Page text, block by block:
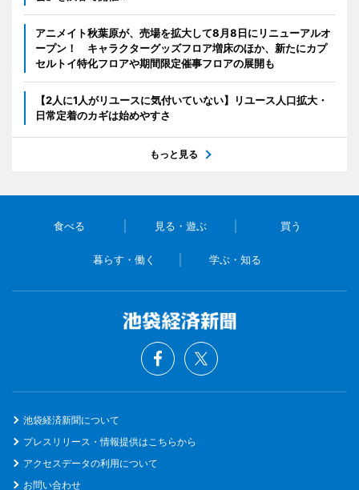
アニメイト秋葉原が、売場を拡大して8月8日にリニューアルオ
ープン！ キャラクターグッズフロア増床のほか、新たにカプ
セルトイ特化フロアや期間限定催事フロアの展開も
【2人に1人がリユースに気付いていない】リユース人口拡大・
日常定着のカギは始めやすさ
もっと見る
食べる 見る・遊ぶ 買う
暮らす・働く 学ぶ・知る
池袋経済新聞について
プレスリリース・情報提供はこちらから
アクセスデータの利用について
お問い合わせ